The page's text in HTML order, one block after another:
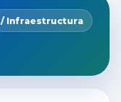
/ Infraestructura